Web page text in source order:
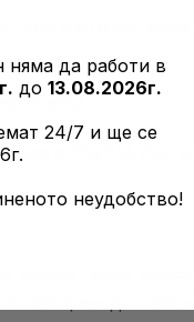
Elektron,
PayPal
в PayPal. Ако
банка, като
плащане да
няма да работи в
до 13.08.2026г.
24/7 и ще се
неудобство!